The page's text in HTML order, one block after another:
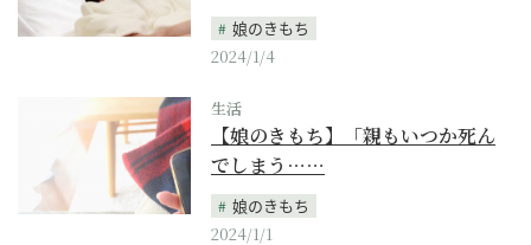
娘のきもち
2024/1/4
生活
【娘のきもち】「親もいつか死ん
でしまう……
娘のきもち
2024/1/1